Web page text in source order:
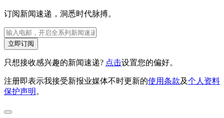
订阅新闻速递，洞悉时代脉搏。
立即订阅
只想接收感兴趣的新闻速递? 点击设置您的偏好。
注册即表示我接受新报业媒体不时更新的使用条款及个人资料
保护声明 。